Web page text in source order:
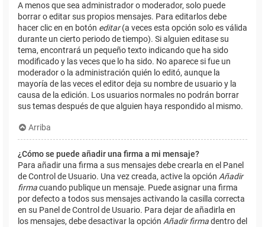
A menos que sea administrador o moderador, solo puede
borrar o editar sus propios mensajes. Para editarlos debe
hacer clic en en botón editar(a veces esta opción solo es válida
durante un cierto periodo de tiempo). Si alguien editase su
tema, encontrará un pequeño texto indicando que ha sido
modificado y las veces que lo ha sido. No aparece si fue un
moderador o la administración quién lo editó, aunque la
mayoría de las veces el editor deja su nombre de usuario y la
causa de la edición. Los usuarios normales no podrán borrar
sus temas después de que alguien haya respondido al mismo.
Arriba
¿Cómo se puede añadir una firma a mi mensaje?
Para añadir una firma a sus mensajes debe crearla en el Panel
de Control de Usuario. Una vez creada, active la opción Añadir
firmacuando publique un mensaje. Puede asignar una firma
por defecto a todos sus mensajes activando la casilla correcta
en su Panel de Control de Usuario. Para dejar de añadirla en
los mensajes, debe desactivar la opción Añadir firmadentro del